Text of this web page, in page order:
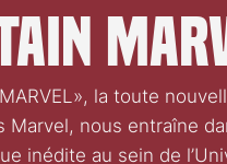
la toute
Marvel, nous entraîne
inédite au sein de